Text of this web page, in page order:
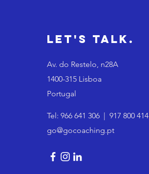
Let's Talk.
Av. do Restelo, n28A
1400-315 Lisboa
Portugal
Tel: 966 641 306 | 917 800 414
go@gocoaching.pt